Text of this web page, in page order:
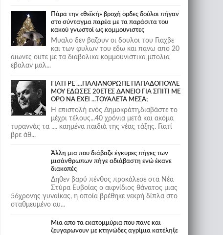
Πάρα την «θεϊκή» βροχή ορδες δούλοι πήγαν
στο σύνταγμα παρέα με τα παράσιτα του
κακού γνωστοί ως κομμουνιστες
Μυαλο δεν βαζουν οι δουλοι του Γιαχβε
και των φυλων του εδω και πανω απο 20
αιωνες ουτε με τα διαβολικα κομμουνιστικα μπολια
εβαλαν μαλ...
ΓΙΑΤΙ ΡΕ ....ΠΑΛΙΑΝΘΡΩΠΕ ΠΑΠΑΔΟΠΟΥΛΕ
ΜΟΥ ΕΔΩΣΕΣ 20ΕΤΕΣ ΔΑΝΕΙΟ ΓΙΑ ΣΠΙΤΙ ΜΕ
ΟΡΟ ΝΑ ΕΧΕΙ ...ΤΟΥΑΛΕΤΑ ΜΕΣΑ;
Η επιστολή ενός Δημοκράτη,διαβάστε το
μέχρι τέλους...40 χρόνια μετά και ακόμα
τυραννάς τα .... καημένα παιδιά της νέας τάξης. Γιατί
βρε άθ...
Άλλη μια που διάβαζε έγκυρες πήγες των
μισάνθρωπων πήγε αδιάβαστη ενώ έκανε
διακοπές
Δηθεν βαρύ πένθος προκάλεσε στα Νέα
Στύρα Ευβοίας ο αιφνίδιος θάνατος μιας
56χρονης γυναίκας, η οποία βρέθηκε νεκρή δίπλα στο
σταθμευμένο αυ...
Μια απο τα εκατομμύρια που πανε και
ζευγαρωνουν με κτηνώδες αγρίμια κατέληξε